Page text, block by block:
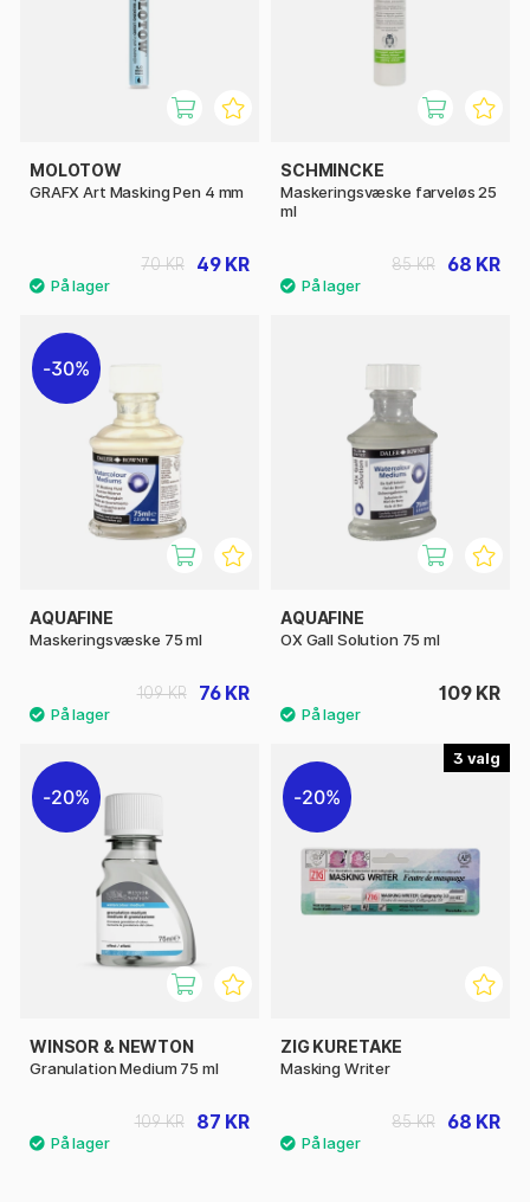
MOLOTOW
GRAFX Art Masking Pen 4 mm
49 KR
70 KR
SCHMINCKE
Maskeringsvæske farveløs 25
ml
68 KR
85 KR
30%
AQUAFINE
Maskeringsvæske 75 ml
76 KR
109 KR
AQUAFINE
OX Gall Solution 75 ml
109 KR
20%
WINSOR & NEWTON
Granulation Medium 75 ml
87 KR
109 KR
3
20%
ZIG KURETAKE
Masking Writer
68 KR
85 KR